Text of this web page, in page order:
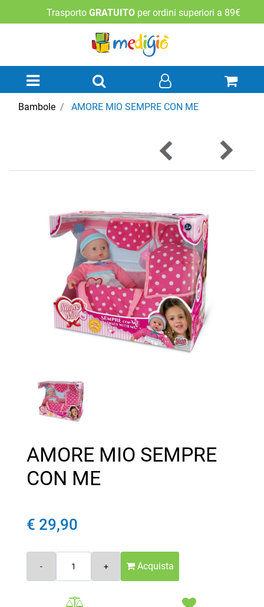
Trasporto GRATUITO per ordini superiori a 89€
Open menu
Bambole AMORE MIO SEMPRE CON ME
AMORE MIO SEMPRE
CON ME
€ 29,90
Acquista